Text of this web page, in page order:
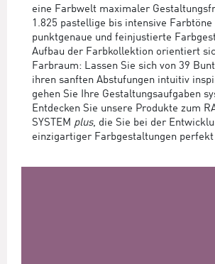
eine Farbwelt maximaler
1.825 pastellige bis intensive
punktgenaue und feinjustierte
Aufbau der Farbkollektion orientiert
Farbraum: Lassen Sie sich von 39
ihren sanften Abstufungen intuitiv
gehen Sie Ihre Gestaltungsaufgaben
Entdecken Sie unsere Produkte zum
SYSTEM plus, die Sie bei der
einzigartiger Farbgestaltungen